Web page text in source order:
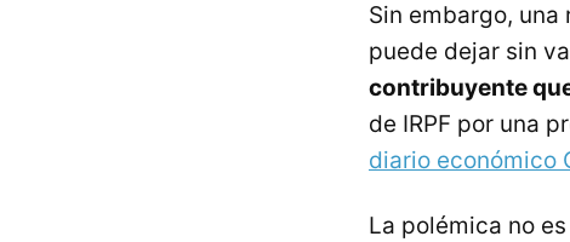
Sin embargo,
puede dejar sin
contribuyente
de IRPF por una
diario económico
La polémica no